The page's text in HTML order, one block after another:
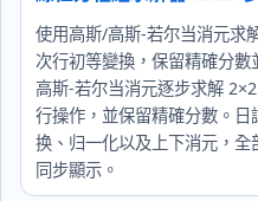
使用高斯/高斯-若尔当消元求
次行初等變換，保留精確分
高斯-若尔当消元逐步求解
行操作，並保留精確分數。
换、归一化以及上下消元，
同步顯示。